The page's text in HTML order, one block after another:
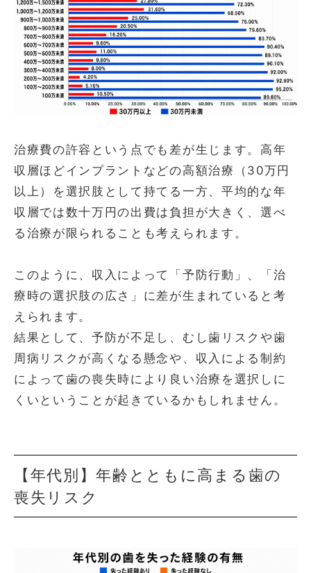
治療費の許容という点でも差が生じます。高年
収層ほどインプラントなどの高額治療（30万円
以上）を選択肢として持てる一方、平均的な年
収層では数十万円の出費は負担が大きく、選べ
る治療が限られることも考えられます。
このように、収入によって「予防行動」、「治
療時の選択肢の広さ」に差が生まれていると考
えられます。
結果として、予防が不足し、むし歯リスクや歯
周病リスクが高くなる懸念や、収入による制約
によって歯の喪失時により良い治療を選択しに
くいということが起きているかもしれません。
【年代別】年齢とともに高まる歯の
喪失リスク